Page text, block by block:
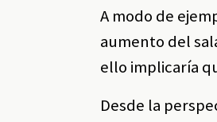
A modo de
aumento del
ello implicaría
Desde la